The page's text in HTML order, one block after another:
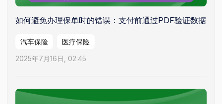
如何避免办理保单时的错误：支付前通过PDF验证数据
汽车保险
医疗保险
2025年7月16日, 02:45